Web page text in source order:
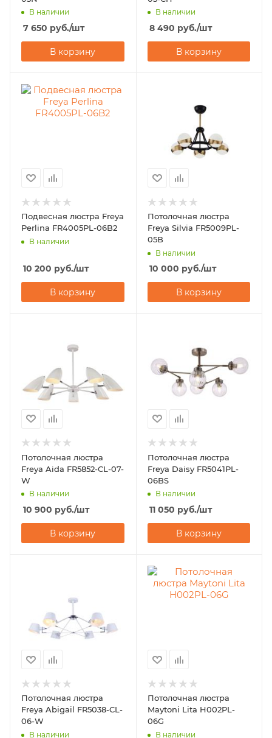
В наличии
7 650 руб./шт
В корзину
В наличии
8 490 руб./шт
В корзину
Подвесная люстра Freya
Perlina FR4005PL-06B2
В наличии
10 200 руб./шт
В корзину
Потолочная люстра
Freya Silvia FR5009PL-
05B
В наличии
10 000 руб./шт
В корзину
Потолочная люстра
Freya Aida FR5852-CL-07-
W
В наличии
10 900 руб./шт
В корзину
Потолочная люстра
Freya Daisy FR5041PL-
06BS
В наличии
11 050 руб./шт
В корзину
Потолочная люстра
Freya Abigail FR5038-CL-
06-W
В наличии
Потолочная люстра
Maytoni Lita H002PL-
06G
В наличии